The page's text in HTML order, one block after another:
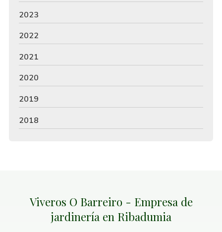
2023
2022
2021
2020
2019
2018
Viveros O Barreiro - Empresa de
jardinería en Ribadumia